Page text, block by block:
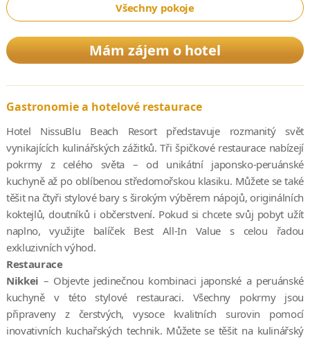
Všechny pokoje
Mám zájem o hotel
Gastronomie a hotelové restaurace
Hotel NissuBlu Beach Resort představuje rozmanitý svět
vynikajících kulinářských zážitků. Tři špičkové restaurace nabízejí
pokrmy z celého světa – od unikátní japonsko-peruánské
kuchyně až po oblíbenou středomořskou klasiku. Můžete se také
těšit na čtyři stylové bary s širokým výběrem nápojů, originálních
koktejlů, doutníků i občerstvení. Pokud si chcete svůj pobyt užít
naplno, využijte balíček Best All-In Value s celou řadou
exkluzivních výhod.
Restaurace
Nikkei – Objevte jedinečnou kombinaci japonské a peruánské
kuchyně v této stylové restauraci. Všechny pokrmy jsou
připraveny z čerstvých, vysoce kvalitních surovin pomocí
inovativních kuchařských technik. Můžete se těšit na kulinářský